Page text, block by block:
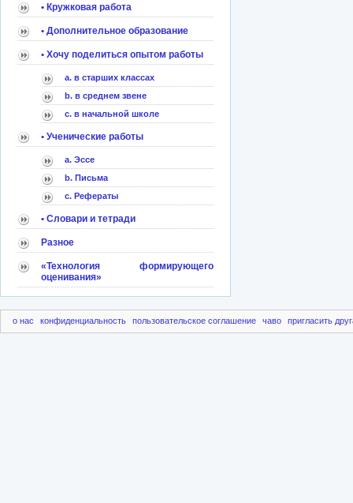
• Кружковая работа
• Дополнительное образование
• Хочу поделиться опытом работы
a. в старших классах
b. в среднем звене
c. в начальной школе
• Ученические работы
a. Эссе
b. Письма
c. Рефераты
• Словари и тетради
Разное
«Технология формирующего
оценивания»
о нас конфиденциальность пользовательское соглашение чаво пригласить